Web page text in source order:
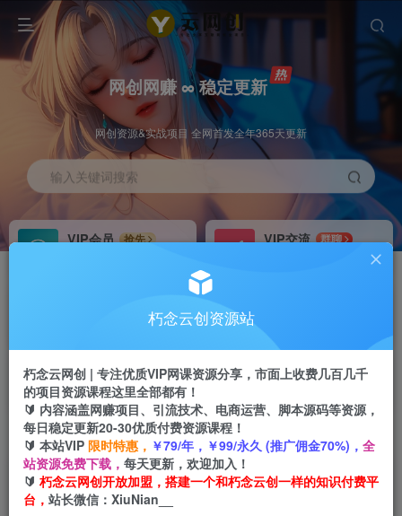
网创网赚 ∞ 稳定更新
网创资源&实战项目 全网首发全年365天更新
输入关键词搜索
VIP会员
抢先
VIP交流
群聊
研究探讨更多创业项目路子。
会员专属推广链接
四导航 导航
APP下载
GO
首页 创业课程 会员免费 正文
张Sir-dou+投放与运营课，2023年新版，共计52
节课，告别海王粉丝，让你的流量更精准
朽念云创资源站
朽念云网创 | 专注优质VIP网课资源分享，市面上收费几百几千
的项目资源课程这里全部都有！
🔰 内容涵盖网赚项目、引流技术、电商运营、脚本源码等资源，
每日稳定更新20-30优质付费资源课程！
🔰 本站VIP 限时特惠， ￥79/年，￥99/永久 (推广佣金70%)， 全
站资源免费下载， 每天更新，欢迎加入！
🔰 朽念云网创开放加盟，搭建一个和朽念云创一样的知识付费平
台， 站长微信：XiuNian__